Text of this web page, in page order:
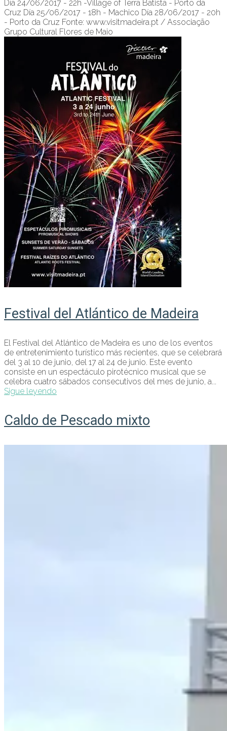
Día 24/06/2017 - 22h -Village of Terra Batista - Porto da
Cruz Día 25/06/2017 - 18h - Machico Día 28/06/2017 - 20h
- Porto da Cruz Fonte: www.visitmadeira.pt / Associação
Grupo Cultural Flores de Maio
Festival del Atlántico de Madeira
El Festival del Atlántico de Madeira es uno de los eventos
de entretenimiento turístico más recientes, que se celebrará
del 3 al 10 de junio, del 17 al 24 de junio. Este evento
consiste en un espectáculo pirotécnico musical que se
celebra cuatro sábados consecutivos del mes de junio, a...
Sigue leyendo
Caldo de Pescado mixto